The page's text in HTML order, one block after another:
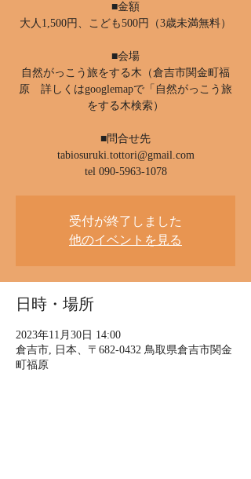
■金額
大人1,500円、こども500円（3歳未満無料）
■会場
自然がっこう旅をする木（倉吉市関金町福
原 詳しくはgooglemapで「自然がっこう旅
をする木検索）
■問合せ先
tabiosuruki.tottori@gmail.com
tel 090-5963-1078
受付が終了しました
他のイベントを見る
日時・場所
2023年11月30日 14:00
倉吉市, 日本、〒682-0432 鳥取県倉吉市関金
町福原